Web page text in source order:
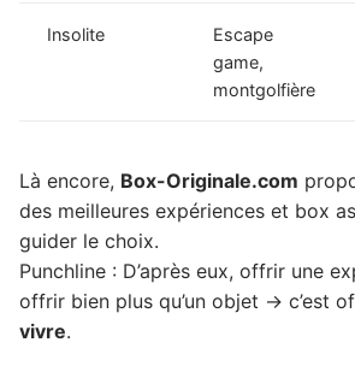
Insolite
Escape
game,
montgolfière
Là encore, Box-Originale.com
des meilleures expériences et box
guider le choix.
Punchline : D’après eux, offrir une
offrir bien plus qu’un objet → c’est
vivre.